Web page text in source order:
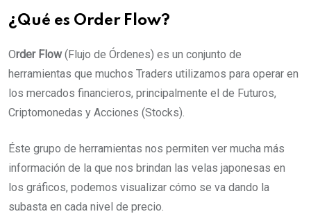
¿Qué es Order Flow?
Order Flow(Flujo de Órdenes) es un conjunto de
herramientas que muchos Traders utilizamos para operar en
los mercados financieros, principalmente el de Futuros,
Criptomonedas y Acciones (Stocks).
Éste grupo de herramientas nos permiten ver mucha más
información de la que nos brindan las velas japonesas en
los gráficos, podemos visualizar cómo se va dando la
subasta en cada nivel de precio.